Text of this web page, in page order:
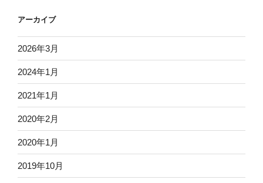
アーカイブ
2026年3月
2024年1月
2021年1月
2020年2月
2020年1月
2019年10月